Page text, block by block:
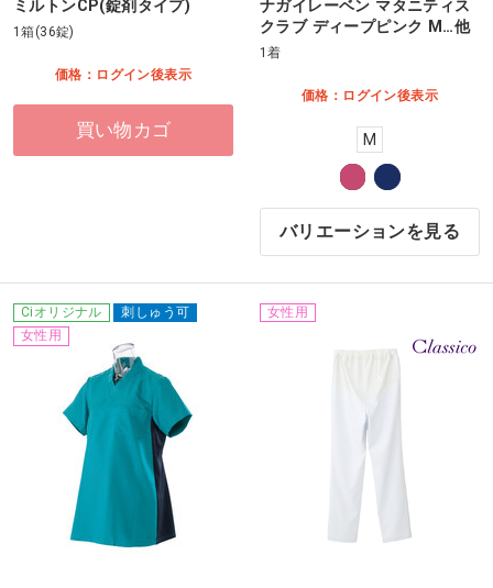
ミルトンCP(錠剤タイプ)
1箱(36錠)
価格：ログイン後表示
買い物カゴ
ナガイレーベン マタニティス
クラブ ディープピンク M…他
1着
価格：ログイン後表示
M
バリエーションを見る
Ciオリジナル
刺しゅう可
女性用
女性用